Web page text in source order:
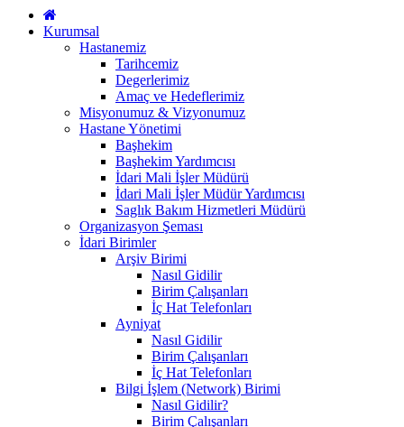
Kurumsal
Hastanemiz
Tarihcemiz
Degerlerimiz
Amaç ve Hedeflerimiz
Misyonumuz & Vizyonumuz
Hastane Yönetimi
Başhekim
Başhekim Yardımcısı
İdari Mali İşler Müdürü
İdari Mali İşler Müdür Yardımcısı
Saglık Bakım Hizmetleri Müdürü
Organizasyon Şeması
İdari Birimler
Arşiv Birimi
Nasıl Gidilir
Birim Çalışanları
İç Hat Telefonları
Ayniyat
Nasıl Gidilir
Birim Çalışanları
İç Hat Telefonları
Bilgi İşlem (Network) Birimi
Nasıl Gidilir?
Birim Çalışanları